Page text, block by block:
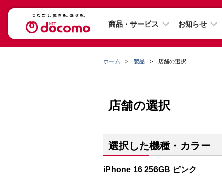
商品・サービス お知らせ
ホーム 製品 店舗の選択
店舗の選択
選択した機種・カラー
iPhone 16 256GB ピンク